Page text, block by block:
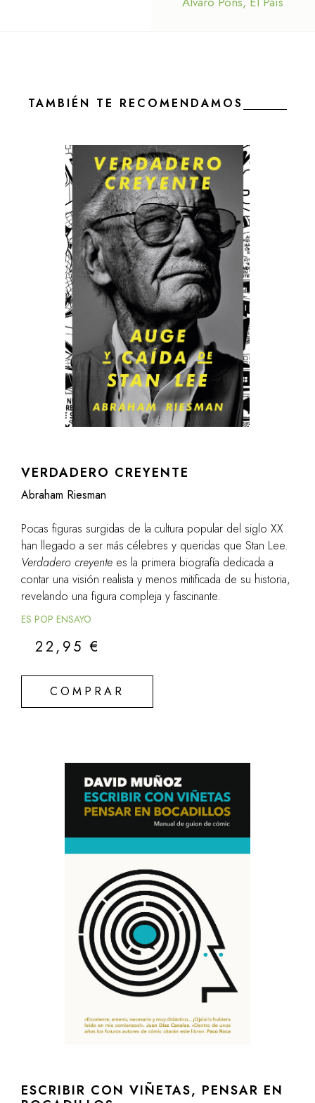
TAMBIÉN TE RECOMENDAMOS
VERDADERO CREYENTE
Abraham Riesman
Pocas figuras surgidas de la cultura popular del siglo XX
han llegado a ser más célebres y queridas que Stan Lee.
Verdadero creyente es la primera biografía dedicada a
contar una visión realista y menos mitificada de su historia,
revelando una figura compleja y fascinante.
ES POP ENSAYO
22,95€
COMPRAR
ESCRIBIR CON VIÑETAS, PENSAR EN